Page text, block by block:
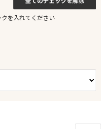
を入れてください